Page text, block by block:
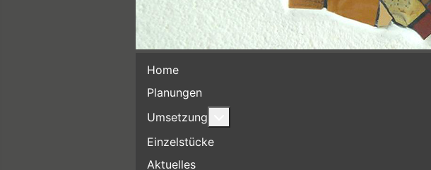
Home
Planungen
Umsetzung
Einzelstücke
Aktuelles